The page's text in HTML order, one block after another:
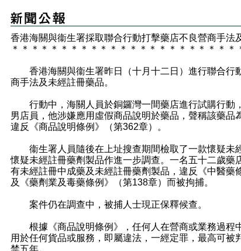
香港海關與衞生署採取聯合行動打擊藥店不良營商手法
＊
＊ ＊ ＊ ＊ ＊ ＊ ＊ ＊ ＊ ＊ ＊ ＊ ＊ ＊ ＊ ＊ ＊ ＊ ＊ ＊ ＊ ＊
香港海關與衞生署昨日（十月十二日）進行聯合行
商手法及未經註冊藥品。
行動中，海關人員於銅鑼灣一間藥店進行試購行動
男店員，他涉嫌應用虛假商品說明於藥品，聲稱該藥品
違反《商品說明條例》（第362章）。
衞生署人員隨後在上址搜查期間檢取了一款懷疑未
懷疑未經註冊藥劑製品作進一步調查。一名五十二歲藥
有未經註冊中成藥及未經註冊藥劑製品，違反《中醫藥
及《藥劑業及毒藥條例》（第138章）而被拘捕。
案件仍在調查中，被捕人士現正保釋候查。
根據《商品說明條例》，任何人在營商或業務過程
用於任何貨品或服務，即屬違法，一經定罪，最高可被
禁五年。